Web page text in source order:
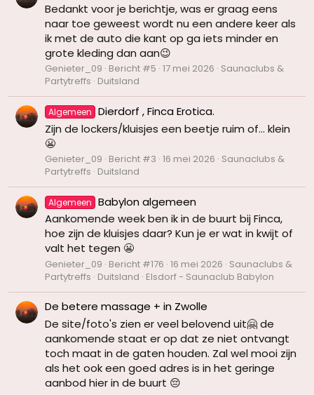
Bedankt voor je berichtje, was er graag eens
naar toe geweest wordt nu een andere keer als
ik met de auto die kant op ga iets minder en
grote kleding dan aan😉
Genieter_09 Bericht #5 17 mei 2026 Saunaclubs &
Partytreffs Duitsland
Algemeen
Dierdorf , Finca Erotica.
Zijn de lockers/kluisjes een beetje ruim of... klein
😬
Genieter_09 Bericht #3 16 mei 2026 Saunaclubs &
Partytreffs Duitsland
Algemeen
Babylon algemeen
Aankomende week ben ik in de buurt bij Finca,
hoe zijn de kluisjes daar? Kun je er wat in kwijt of
valt het tegen 😬
Genieter_09 Bericht #176 16 mei 2026 Saunaclubs &
Partytreffs Duitsland Elsdorf - Saunaclub Babylon
De betere massage + in Zwolle
De site/foto's zien er veel belovend uit🤗 de
aankomende staat er op dat ze niet ontvangt
toch maat in de gaten houden. Zal wel mooi zijn
als het ook een goed adres is in het geringe
aanbod hier in de buurt 😔